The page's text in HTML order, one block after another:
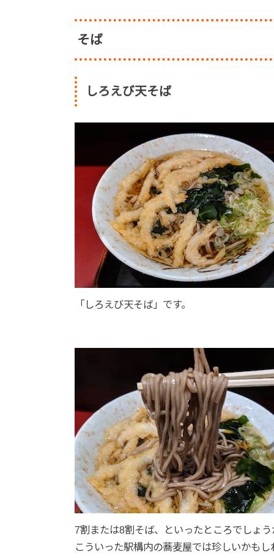
そば
しろえび天そば
「しろえび天そば」です。
7割または8割そば、といったところでしょう
こういった駅構内の蕎麦屋では珍しいかもし